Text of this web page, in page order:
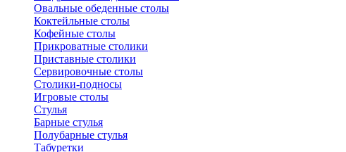
Овальные обеденные столы
Коктейльные столы
Кофейные столы
Прикроватные столики
Приставные столики
Сервировочные столы
Столики-подносы
Игровые столы
Стулья
Барные стулья
Полубарные стулья
Табуретки